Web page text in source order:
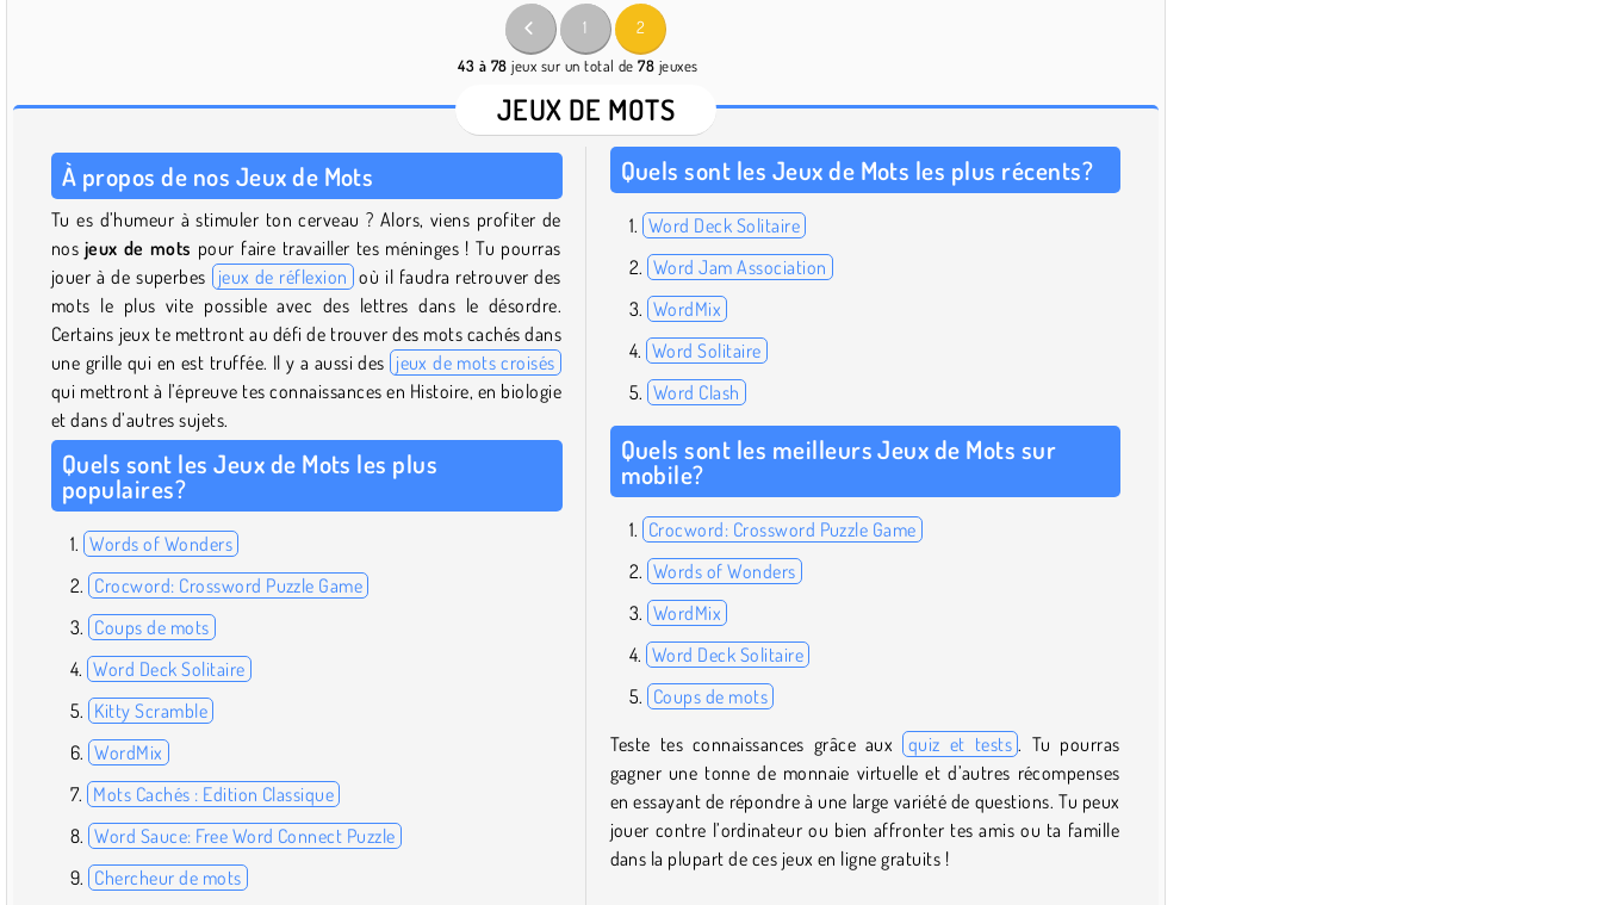
1 2
43 à 78 jeux sur un total de78 jeuxes
JEUX DE MOTS
À propos de nos Jeux de Mots
Tu es d’humeur à stimuler ton cerveau ? Alors, viens profiter de
nos jeux de mots pour faire travailler tes méninges ! Tu pourras
jouer à de superbes jeux de réflexion où il faudra retrouver des
mots le plus vite possible avec des lettres dans le désordre.
Certains jeux te mettront au défi de trouver des mots cachés dans
une grille qui en est truffée. Il y a aussi des jeux de mots croisés
qui mettront à l’épreuve tes connaissances en Histoire, en biologie
et dans d’autres sujets.
Quels sont les Jeux de Mots les plus
populaires?
Words of Wonders
Crocword: Crossword Puzzle Game
Coups de mots
Word Deck Solitaire
Kitty Scramble
WordMix
Mots Cachés : Edition Classique
Word Sauce: Free Word Connect Puzzle
Chercheur de mots
Quels sont les Jeux de Mots les plus récents?
Word Deck Solitaire
Word Jam Association
WordMix
Word Solitaire
Word Clash
Quels sont les meilleurs Jeux de Mots sur
mobile?
Crocword: Crossword Puzzle Game
Words of Wonders
WordMix
Word Deck Solitaire
Coups de mots
Teste tes connaissances grâce aux
quiz et tests . Tu pourras
gagner une tonne de monnaie virtuelle et d’autres récompenses
en essayant de répondre à une large variété de questions. Tu peux
jouer contre l’ordinateur ou bien affronter tes amis ou ta famille
dans la plupart de ces jeux en ligne gratuits !